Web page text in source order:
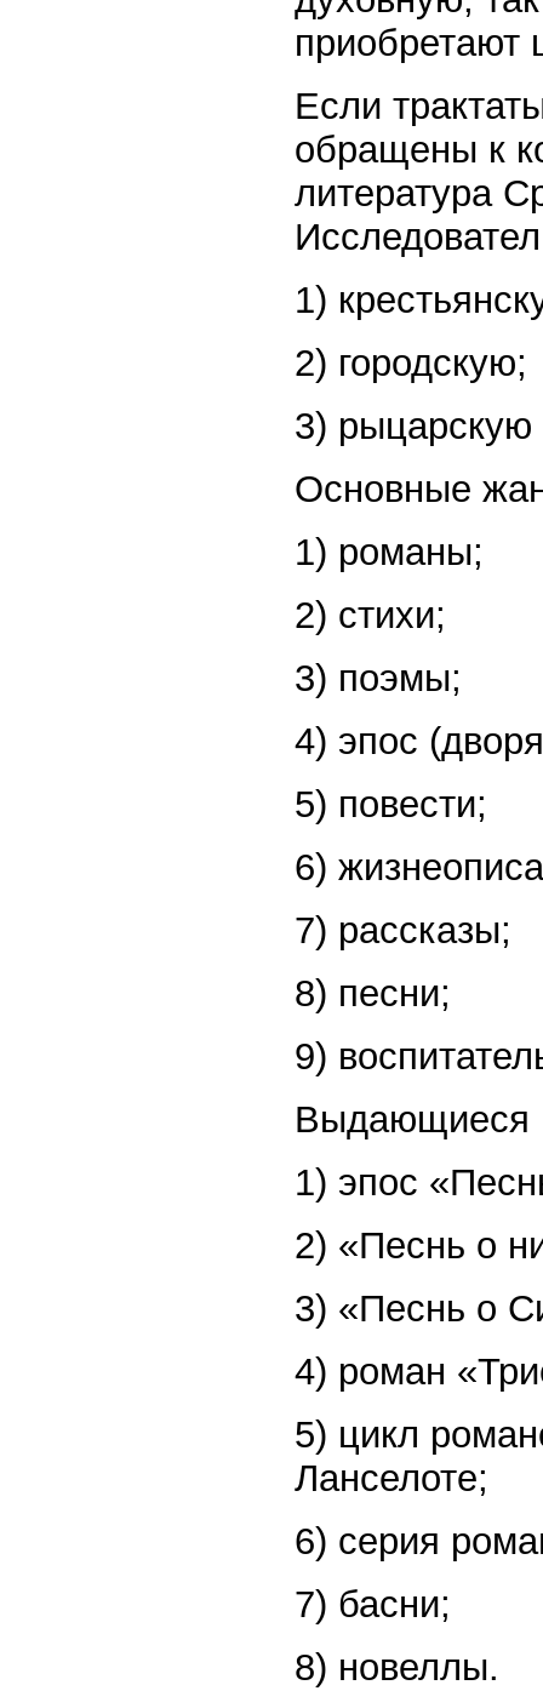
приобретают
Если
обращены к
литература
1)
2) городскую;
3) рыцарскую
Основные
1) романы;
2) стихи;
3) поэмы;
4) эпос
5) повести;
6)
7) рассказы;
8) песни;
9)
Выдающиеся
1) эпос
2) «Песнь о
3) «Песнь о
4) роман
5) цикл
Ланселоте;
6) серия
7) басни;
8) новеллы.